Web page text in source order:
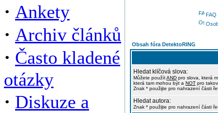
· Ankety
· Archiv článků
· Často kladené
otázky
· Diskuze a
FAQ
Obsah fóra DetektoRING
Hledat klíčová slova:
Můžete použítAND pro slova, která
která tam mohou být a NOT pro
Znak * použijte pro nahrazení části
Hledat autora:
Znak * použijte pro nahrazení části